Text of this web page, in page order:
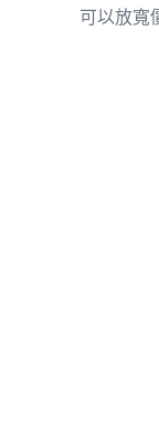
可以放寬